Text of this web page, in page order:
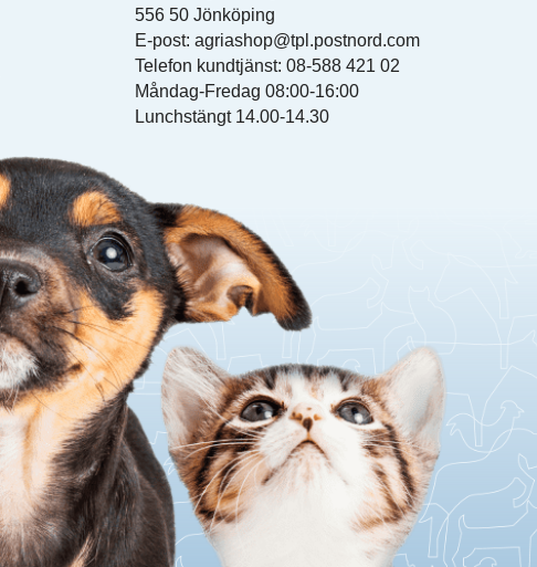
556 50 Jönköping
E-post: agriashop@tpl.postnord.com
Telefon kundtjänst: 08-588 421 02
Måndag-Fredag 08:00-16:00
Lunchstängt 14.00-14.30